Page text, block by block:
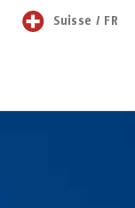
Suisse / FR